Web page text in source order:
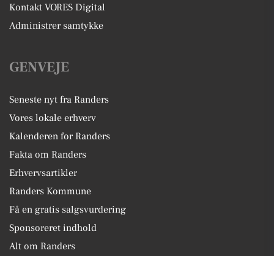
Kontakt VORES Digital
Administrer samtykke
GENVEJE
Seneste nyt fra Randers
Vores lokale erhverv
Kalenderen for Randers
Fakta om Randers
Erhvervsartikler
Randers Kommune
Få en gratis salgsvurdering
Sponsoreret indhold
Alt om Randers